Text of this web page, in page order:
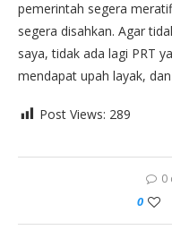
pemerintah segera
segera disahkan. Agar
saya, tidak ada lagi PRT
mendapat upah layak,
Post Views: 289
0
0